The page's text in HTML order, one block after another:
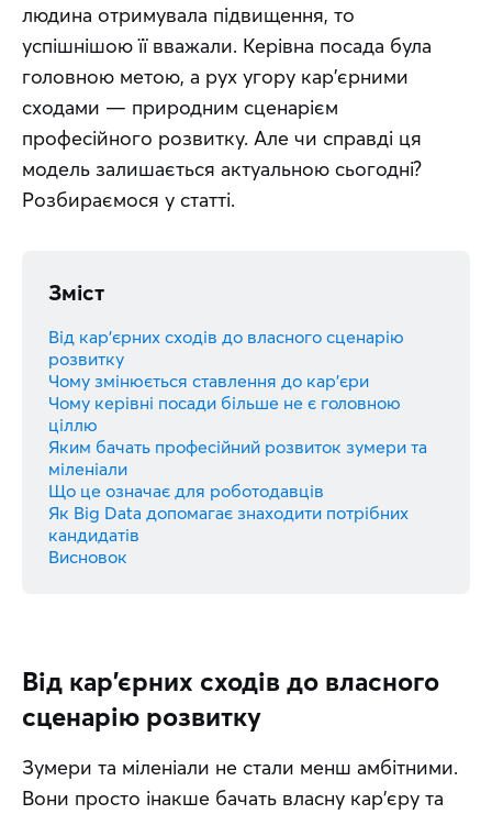
людина отримувала підвищення, то
успішнішою її вважали. Керівна посада була
головною метою, а рух угору кар'єрними
сходами — природним сценарієм
професійного розвитку. Але чи справді ця
модель залишається актуальною сьогодні?
Розбираємося у статті.
Зміст
Від кар'єрних сходів до власного сценарію
розвитку
Чому змінюється ставлення до кар'єри
Чому керівні посади більше не є головною
ціллю
Яким бачать професійний розвиток зумери та
міленіали
Що це означає для роботодавців
Як Big Data допомагає знаходити потрібних
кандидатів
Висновок
Від кар'єрних сходів до власного
сценарію розвитку
Зумери та міленіали не стали менш амбітними.
Вони просто інакше бачать власну кар'єру та